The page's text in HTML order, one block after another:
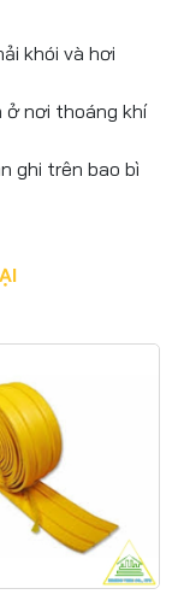
khói và hơi
ở nơi thoáng khí
ghi trên bao bì